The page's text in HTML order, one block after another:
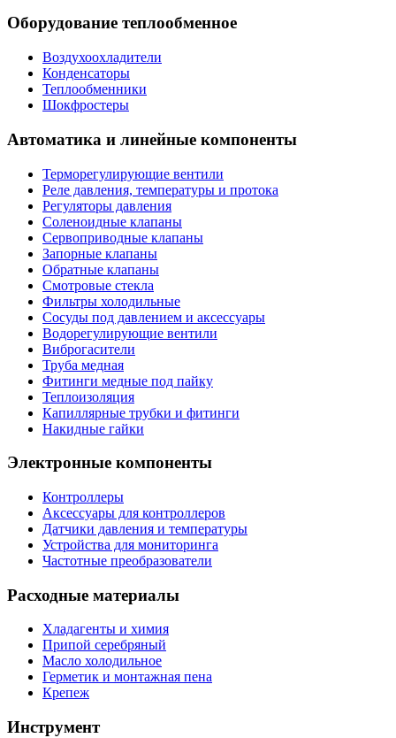
Оборудование теплообменное
Воздухоохладители
Конденсаторы
Теплообменники
Шокфростеры
Автоматика и линейные компоненты
Терморегулирующие вентили
Реле давления, температуры и протока
Регуляторы давления
Соленоидные клапаны
Сервоприводные клапаны
Запорные клапаны
Обратные клапаны
Смотровые стекла
Фильтры холодильные
Сосуды под давлением и аксессуары
Водорегулирующие вентили
Виброгасители
Труба медная
Фитинги медные под пайку
Теплоизоляция
Капиллярные трубки и фитинги
Накидные гайки
Электронные компоненты
Контроллеры
Аксессуары для контроллеров
Датчики давления и температуры
Устройства для мониторинга
Частотные преобразователи
Расходные материалы
Хладагенты и химия
Припой серебряный
Масло холодильное
Герметик и монтажная пена
Крепеж
Инструмент